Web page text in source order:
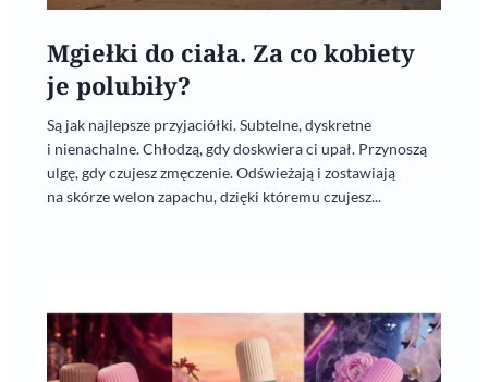
Mgiełki do ciała. Za co kobiety
je polubiły?
Są jak najlepsze przyjaciółki. Subtelne, dyskretne
i nienachalne. Chłodzą, gdy doskwiera ci upał. Przynoszą
ulgę, gdy czujesz zmęczenie. Odświeżają i zostawiają
na skórze welon zapachu, dzięki któremu czujesz...